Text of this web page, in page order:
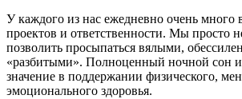
У каждого из нас ежедневно очень много
проектов и ответственности. Мы просто
позволить просыпаться вялыми,
«разбитыми». Полноценный ночной сон
значение в поддержании физического,
эмоционального здоровья.